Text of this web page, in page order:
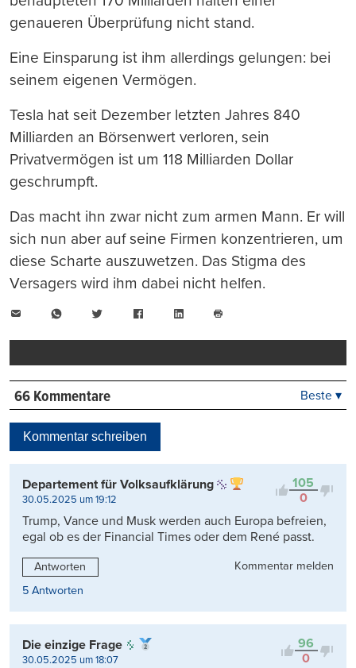
genaueren Überprüfung nicht stand.
Eine Einsparung ist ihm allerdings gelungen: bei
seinem eigenen Vermögen.
Tesla hat seit Dezember letzten Jahres 840
Milliarden an Börsenwert verloren, sein
Privatvermögen ist um 118 Milliarden Dollar
geschrumpft.
Das macht ihn zwar nicht zum armen Mann. Er will
sich nun aber auf seine Firmen konzentrieren, um
diese Scharte auszuwetzen. Das Stigma des
Versagers wird ihm dabei nicht helfen.
WhatsAppTwitter FacebookLinkedIn
drucken
66 Kommentare
Kontrovers
Beste ▾
Kommentar schreiben
105
0
Departement für Volksaufklärung
30.05.2025 um 19:12
Trump, Vance und Musk werden auch Europa befreien,
egal ob es der Financial Times oder dem René passt.
Antworten
Kommentar melden
5 Antworten
96
0
Die einzige Frage
30.05.2025 um 18:07